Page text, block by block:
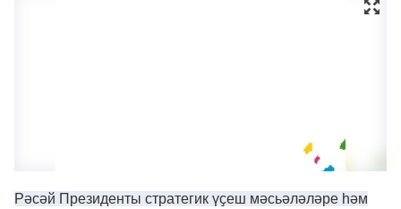
Рəсəй Президенты стратегик үҫеш мəсьəлəлəре һəм